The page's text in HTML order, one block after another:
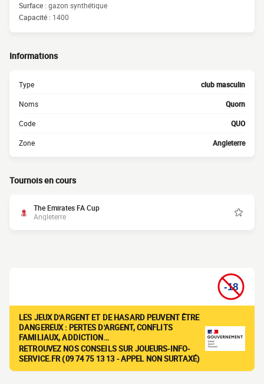
Surface :gazon synthétique
Capacité : 1400
Informations
Type club masculin
Noms Quorn
Code QUO
Zone Angleterre
Tournois en cours
The Emirates FA Cup
Angleterre
LES JEUX D'ARGENT ET DE HASARD PEUVENT ÊTRE
DANGEREUX : PERTES D'ARGENT, CONFLITS
FAMILIAUX, ADDICTION…
RETROUVEZ NOS CONSEILS SUR JOUEURS-INFO-
SERVICE.FR (09 74 75 13 13 - APPEL NON SURTAXÉ)